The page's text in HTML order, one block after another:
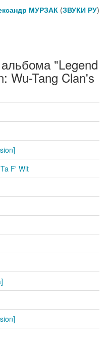
МУРЗАК (ЗВУКИ РУ)
"Legend
Wu-Tang Clan's
F' Wit